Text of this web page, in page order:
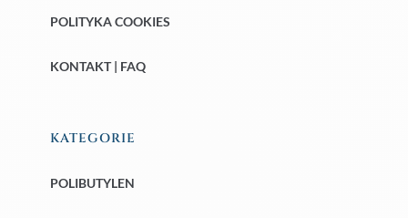
POLITYKA COOKIES
KONTAKT | FAQ
KATEGORIE
POLIBUTYLEN